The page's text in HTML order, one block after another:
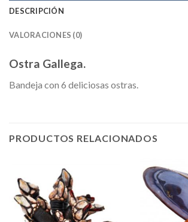
DESCRIPCIÓN
VALORACIONES (0)
Ostra Gallega.
Bandeja con 6 deliciosas ostras.
PRODUCTOS RELACIONADOS